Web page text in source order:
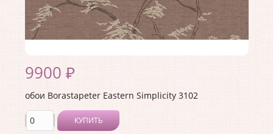
9900 ₽
обои Borastapeter Eastern Simplicity 3102
КУПИТЬ